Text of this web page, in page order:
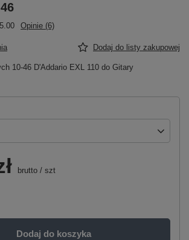
Opinie (6)
Dodaj do listy zakupowej
10-46 D'Addario EXL 110 do Gitary
brutto / szt
Dodaj do koszyka